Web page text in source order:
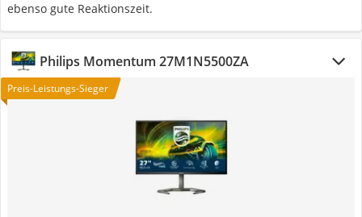
ebenso gute Reaktionszeit.
Philips Momentum 27M1N5500ZA
Preis-Leistungs-Sieger